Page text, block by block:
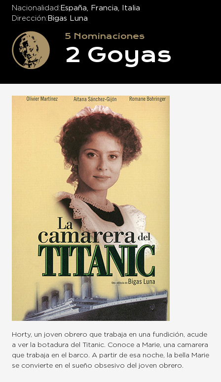
Nacionalidad España, Francia, Italia
Dirección Bigas Luna
5 Nominaciones
2 Goyas
Horty, un joven obrero que trabaja en una fundición, acude
a ver la botadura del Titanic. Conoce a Marie, una camarera
que trabaja en el barco. A partir de esa noche, la bella Marie
se convierte en el sueño obsesivo del joven obrero.